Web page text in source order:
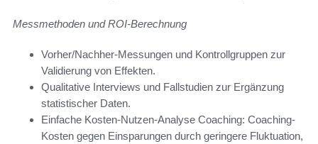
Messmethoden und ROI-Berechnung
Vorher/Nachher-Messungen und Kontrollgruppen zur
Validierung von Effekten.
Qualitative Interviews und Fallstudien zur Ergänzung
statistischer Daten.
Einfache Kosten-Nutzen-Analyse Coaching: Coaching-
Kosten gegen Einsparungen durch geringere Fluktuation,